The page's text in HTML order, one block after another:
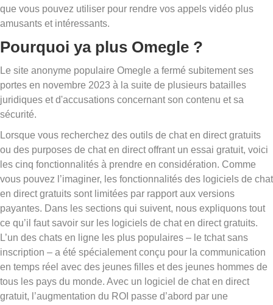
que vous pouvez utiliser pour rendre vos appels vidéo plus
amusants et intéressants.
Pourquoi ya plus Omegle ?
Le site anonyme populaire Omegle a fermé subitement ses
portes en novembre 2023 à la suite de plusieurs batailles
juridiques et d'accusations concernant son contenu et sa
sécurité.
Lorsque vous recherchez des outils de chat en direct gratuits
ou des purposes de chat en direct offrant un essai gratuit, voici
les cinq fonctionnalités à prendre en considération. Comme
vous pouvez l’imaginer, les fonctionnalités des logiciels de chat
en direct gratuits sont limitées par rapport aux versions
payantes. Dans les sections qui suivent, nous expliquons tout
ce qu’il faut savoir sur les logiciels de chat en direct gratuits.
L’un des chats en ligne les plus populaires – le tchat sans
inscription – a été spécialement conçu pour la communication
en temps réel avec des jeunes filles et des jeunes hommes de
tous les pays du monde. Avec un logiciel de chat en direct
gratuit, l’augmentation du ROI passe d’abord par une